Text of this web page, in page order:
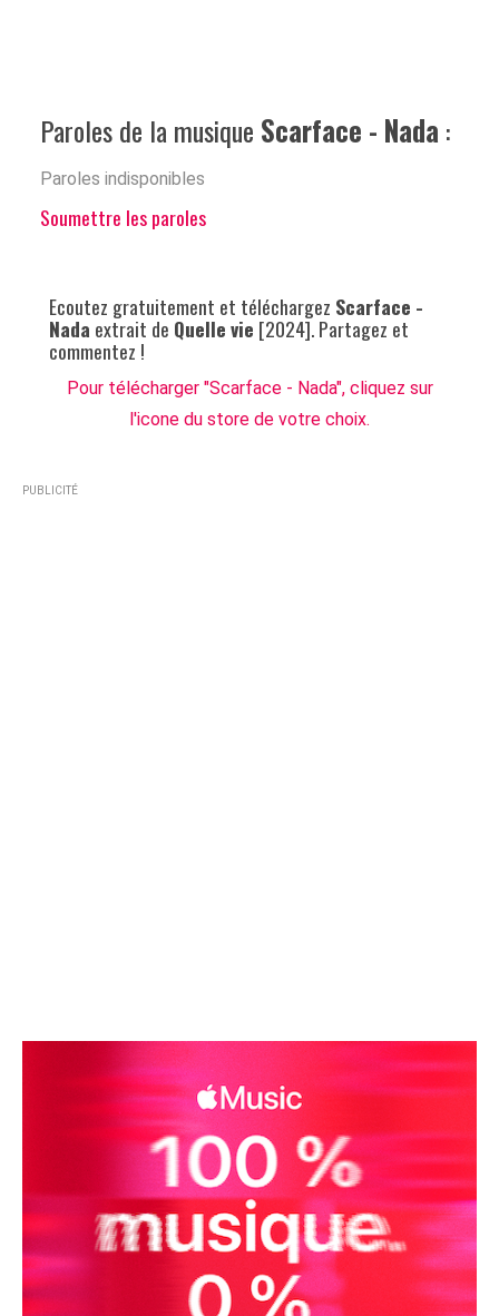
Paroles de la musique Scarface - Nada :
Paroles indisponibles
Soumettre les paroles
Ecoutez gratuitement et téléchargez Scarface -
Nada extrait de Quelle vie [2024]. Partagez et
commentez !
Pour télécharger "Scarface - Nada", cliquez sur
l'icone du store de votre choix.
PUBLICITÉ